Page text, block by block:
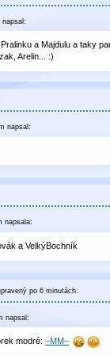
napsal:
a Majdulu a taky
Arelin... :)
napsal:
napsala:
a VelkýBochník
po 6 minutách
napsal:
modré:–MM–